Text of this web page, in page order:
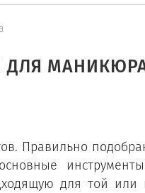
ДЛЯ
Правильно
для той или